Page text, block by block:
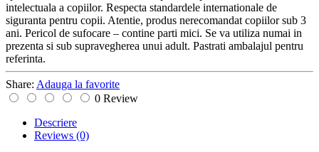
intelectuala a copiilor. Respecta standardele internationale de
siguranta pentru copii. Atentie, produs nerecomandat copiilor sub 3
ani. Pericol de sufocare – contine parti mici. Se va utiliza numai in
prezenta si sub supravegherea unui adult. Pastrati ambalajul pentru
referinta.
Share: Adauga la favorite
0 Review
Descriere
Reviews (0)